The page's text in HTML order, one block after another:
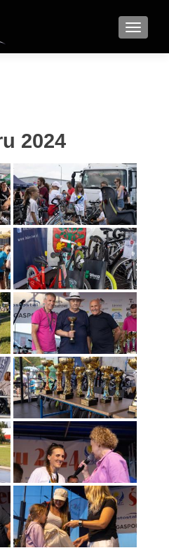
MENU
2024